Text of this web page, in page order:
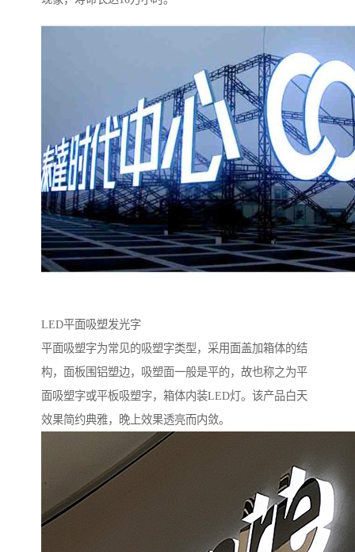
LED平面吸塑发光字
平面吸塑字为常见的吸塑字类型，采用面盖加箱体的结
构，面板围铝塑边，吸塑面一般是平的，故也称之为平
面吸塑字或平板吸塑字，箱体内装LED灯。该产品白天
效果简约典雅，晚上效果透亮而内敛。